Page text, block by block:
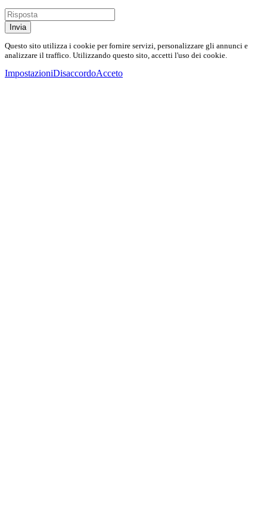
Invia
Questo sito utilizza i cookie per fornire servizi, personalizzare gli annunci e
analizzare il traffico. Utilizzando questo sito, accetti l'uso dei cookie.
ImpostazioniDisaccordoAcceto